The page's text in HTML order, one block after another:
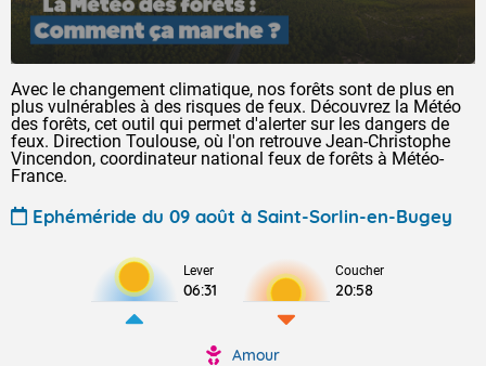
Avec le changement climatique, nos forêts sont de plus en
plus vulnérables à des risques de feux. Découvrez la Météo
des forêts, cet outil qui permet d'alerter sur les dangers de
feux. Direction Toulouse, où l'on retrouve Jean-Christophe
Vincendon, coordinateur national feux de forêts à Météo-
France.
Ephéméride du 09 août à Saint-Sorlin-en-Bugey
Lever
06:31
Coucher
20:58
Amour